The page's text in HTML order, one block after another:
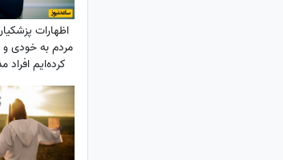
اظهارات
مردم به خودی
کرده‌ایم